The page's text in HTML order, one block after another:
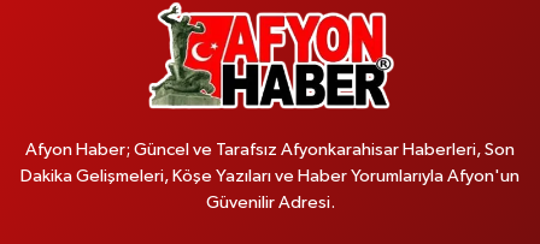
Afyon Haber; Güncel ve Tarafsız Afyonkarahisar Haberleri, Son
Dakika Gelişmeleri, Köşe Yazıları ve Haber Yorumlarıyla Afyon'un
Güvenilir Adresi.